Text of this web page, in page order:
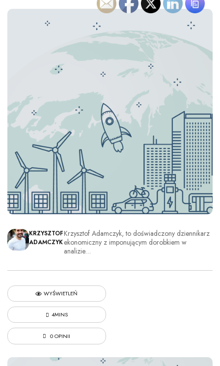
KRZYSZTOF
ADAMCZYK
Krzysztof Adamczyk, to doświadczony dziennikarz
ekonomiczny z imponującym dorobkiem w
analizie…
WYŚWIETLEŃ
4MINS
0 OPINII